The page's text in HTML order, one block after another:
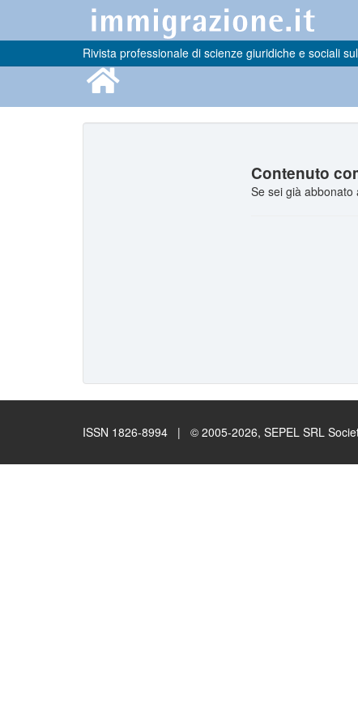
Rivista professionale di scienze giuridiche e sociali
Contenuto
Se sei già
ISSN 1826-8994 | © 2005-2026, SEPEL SRL